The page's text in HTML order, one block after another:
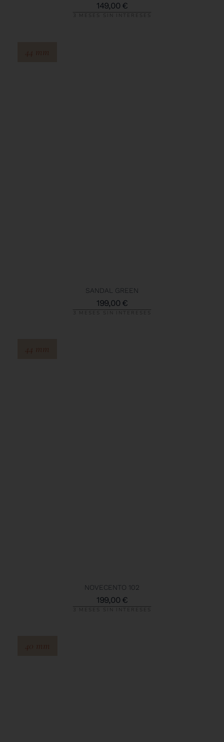
149,00 €
3 MESES SIN INTERESES
44 mm
SANDAL GREEN
199,00 €
3 MESES SIN INTERESES
44 mm
NOVECENTO 102
199,00 €
3 MESES SIN INTERESES
40 mm